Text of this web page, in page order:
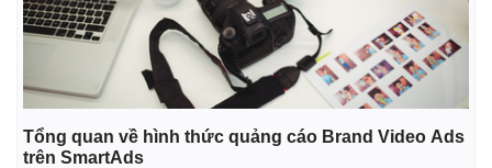
Thế giới
Quan sát
Cuộc sống đó đây
Hồ sơ
Multimedia
Video
Ảnh
E-Magazine
Infographic
Tổng quan về hình thức quảng cáo Brand Video Ads
trên SmartAds